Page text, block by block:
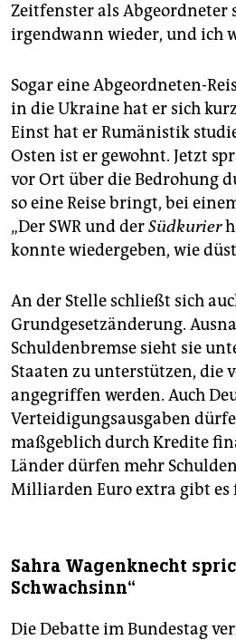
Zeitfenster als Abgeordneter
irgendwann wieder, und ich
Sogar eine Abgeordneten-
in die Ukraine hat er sich
Einst hat er Rumänistik
Osten ist er gewohnt. Jetzt
vor Ort über die Bedrohung
so eine Reise bringt, bei
„Der SWR und derSüdkurier
konnte wiedergeben, wie
An der Stelle schließt sich
Grundgesetzänderung.
Schuldenbremse sieht sie
Staaten zu unterstützen, die
angegriffen werden. Auch
Verteidigungsausgaben
maßgeblich durch Kredite
Länder dürfen mehr
Milliarden Euro extra gibt
Sahra Wagenknecht
Schwachsinn“
Die Debatte im Bundestag